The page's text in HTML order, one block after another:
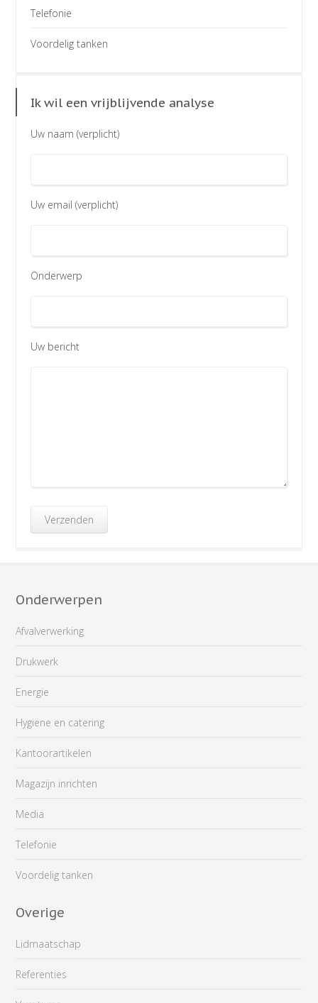
Telefonie
Voordelig tanken
Ik wil een vrijblijvende analyse
Uw naam (verplicht)
Uw email (verplicht)
Onderwerp
Uw bericht
Onderwerpen
Afvalverwerking
Drukwerk
Energie
Hygiëne en catering
Kantoorartikelen
Magazijn inrichten
Media
Telefonie
Voordelig tanken
Overige
Lidmaatschap
Referenties